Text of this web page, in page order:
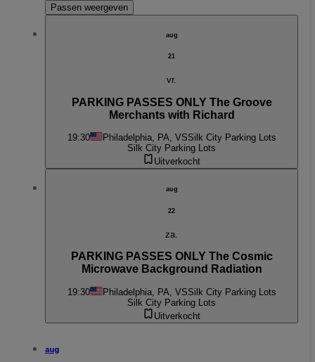
Passen weergeven
aug
21
vr.
PARKING PASSES ONLY The Groove
Merchants with Richard
19:30 Philadelphia, PA, VSSilk City Parking Lots
Silk City Parking Lots
Uitverkocht
aug
22
za.
PARKING PASSES ONLY The Cosmic
Microwave Background Radiation
19:30 Philadelphia, PA, VSSilk City Parking Lots
Silk City Parking Lots
Uitverkocht
aug